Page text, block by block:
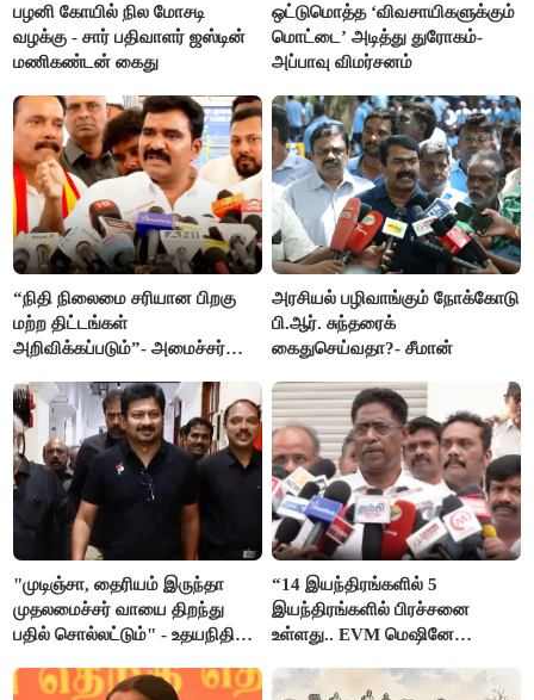
பழனி கோயில் நில மோசடி
வழக்கு - சார் பதிவாளர் ஜஸ்டின்
மணிகண்டன் கைது
ஒட்டுமொத்த ‘விவசாயிகளுக்கும்
மொட்டை’ அடித்து துரோகம்-
அப்பாவு விமர்சனம்
“நிதி நிலைமை சரியான பிறகு
மற்ற திட்டங்கள்
அறிவிக்கப்படும்”- அமைச்சர்
அரசியல் பழிவாங்கும் நோக்கோடு
பி.ஆர். சுந்தரைக்
கைதுசெய்வதா?- சீமான்
"முடிஞ்சா, தைரியம் இருந்தா
முதலமைச்சர் வாயை திறந்து
பதில் சொல்லட்டும்" - உதயநிதி
“14 இயந்திரங்களில் 5
இயந்திரங்களில் பிரச்சனை
உள்ளது.. EVM மெஷினே
இளங்கோ